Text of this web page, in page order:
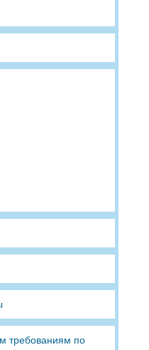
требованиям по